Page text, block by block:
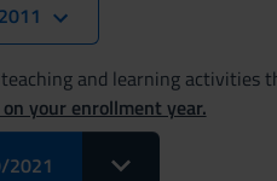
and learning
your enrollment year.
2021
Toggle Dropdown